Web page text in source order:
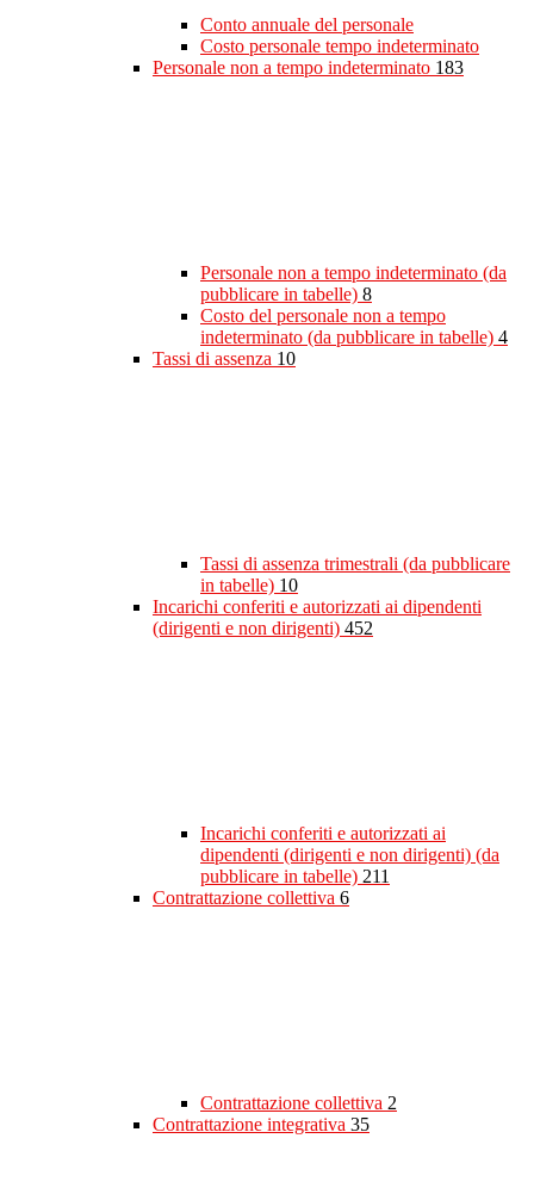
Conto annuale del personale
Costo personale tempo indeterminato
Personale non a tempo indeterminato 183
Personale non a tempo indeterminato (da
pubblicare in tabelle) 8
Costo del personale non a tempo
indeterminato (da pubblicare in tabelle) 4
Tassi di assenza 10
Tassi di assenza trimestrali (da pubblicare
in tabelle) 10
Incarichi conferiti e autorizzati ai dipendenti
(dirigenti e non dirigenti) 452
Incarichi conferiti e autorizzati ai
dipendenti (dirigenti e non dirigenti) (da
pubblicare in tabelle) 211
Contrattazione collettiva 6
Contrattazione collettiva 2
Contrattazione integrativa 35